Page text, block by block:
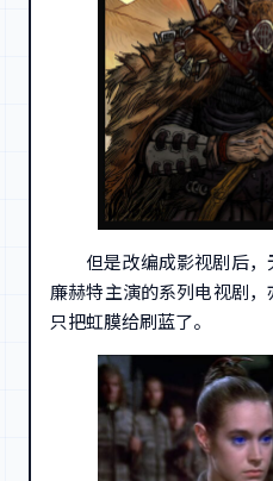
但是改编成影视剧后
廉赫特主演的系列电视剧
只把虹膜给刷蓝了。